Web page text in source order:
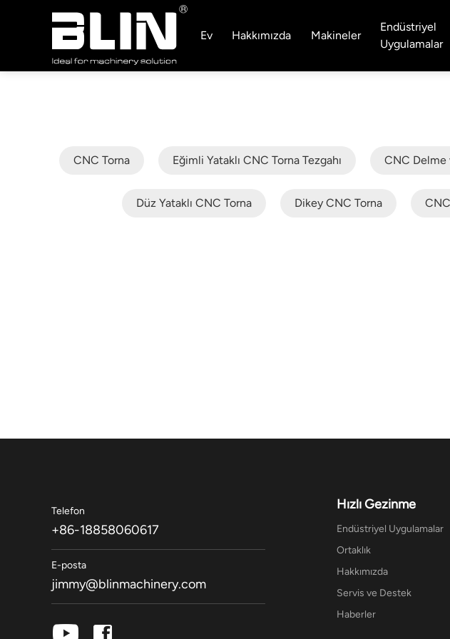
Ev Hakkımızda Makineler
Endüstriyel
Uygulamalar
CNC Torna Eğimli Yataklı CNC Torna Tezgahı CNC Delme
Düz Yataklı CNC Torna Dikey CNC Torna
Telefon
+86-18858060617
E-posta
jimmy@blinmachinery.com
Hızlı Gezinme
Endüstriyel Uygulamalar
Ortaklık
Hakkımızda
Servis ve Destek
Haberler